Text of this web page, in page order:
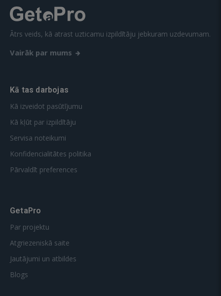
Ātrs veids, kā atrast uzticamu izpildītāju jebkuram uzdevumam.
Vairāk par mums
Kā tas darbojas
Kā izveidot pasūtījumu
Kā kļūt par izpildītāju
Servisa noteikumi
Konfidencialitātes politika
Pārvaldīt preferences
GetaPro
Par projektu
Atgriezeniskā saite
Jautājumi un atbildes
Blogs